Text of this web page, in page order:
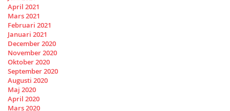
April 2021
Mars 2021
Februari 2021
Januari 2021
December 2020
November 2020
Oktober 2020
September 2020
Augusti 2020
Maj 2020
April 2020
Mars 2020